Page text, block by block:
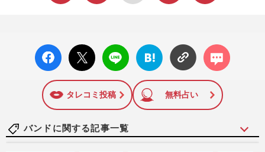
facebo
ok い
X ポス
ト
LINE
はてな
ブック
に追加
コメン
ト
タレコミ投稿 無料占い
バンドに関する記事一覧